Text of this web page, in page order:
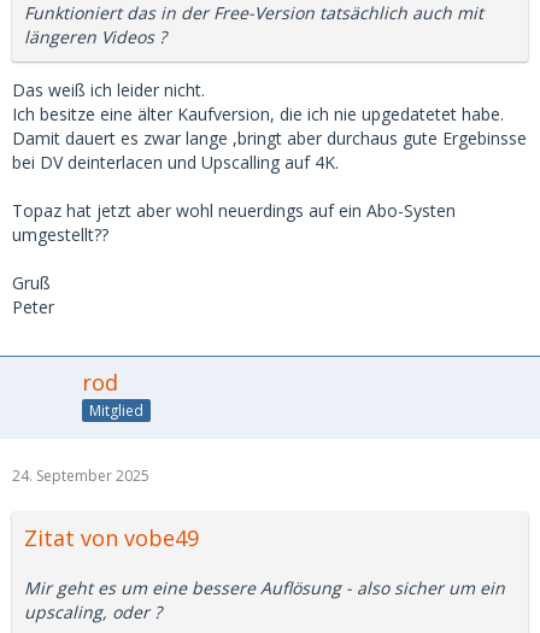
Funktioniert das in der Free-Version tatsächlich auch mit
längeren Videos ?
Das weiß ich leider nicht.
Ich besitze eine älter Kaufversion, die ich nie upgedatetet habe.
Damit dauert es zwar lange ,bringt aber durchaus gute Ergebinsse
bei DV deinterlacen und Upscalling auf 4K.
Topaz hat jetzt aber wohl neuerdings auf ein Abo-Systen
umgestellt??
Gruß
Peter
rod
Mitglied
24. September 2025
Zitat von vobe49
Mir geht es um eine bessere Auflösung - also sicher um ein
upscaling, oder ?